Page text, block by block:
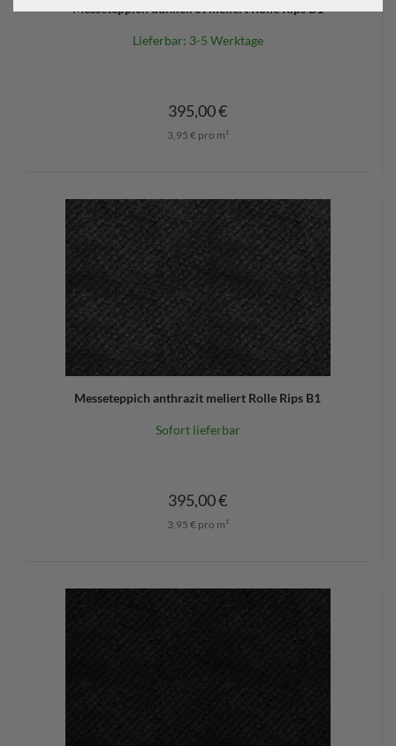
Messeteppich dunkelrot meliert Rolle Rips B1
Lieferbar: 3-5 Werktage
395,00 €
3,95 € pro m²
Messeteppich anthrazit meliert Rolle Rips B1
Sofort lieferbar
395,00 €
3,95 € pro m²